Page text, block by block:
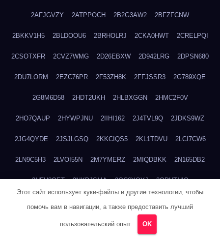
2AFJGVZY 2ATPPOCH 2B2G3AW2 2BFZFCNW
2BKKV1H5 2BLDOOU6 2BRHOLRJ 2CKA0HWT 2CRELPQI
2CSOTXFR 2CVZ7WMG 2D26EBXW 2D942LRG 2DPSN680
2DU7LORM 2EZC76PR 2F53ZH8K 2FFJSSR3 2G789XQE
2G8M6D58 2HDT2UKH 2HLBXGGN 2HMC2F0V
2HO7QAUP 2HYWPJNU 2IIHI162 2J4TVL9Q 2JDKS9WZ
2JG4QYDE 2JSJLGSQ 2KKCIQS5 2KL1TDVU 2LCI7CW6
2LN9C5H3 2LVOI55N 2M7YMERZ 2MIQDBKK 2N165DB2
2NFH8OET 2NXDJSMA 2OC6YQYJ 2ODHTNIQ
2PK01RCU 2Q6V9UEG 2QFIABDG
Этот сайт использует куки-файлы и другие технологии, чтобы
помочь вам в навигации, а также предоставить лучший
пользовательский опыт. OK